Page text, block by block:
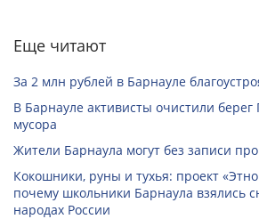
Еще читают
За 2 млн рублей в Барнауле
В Барнауле активисты очистили берег
мусора
Жители Барнаула могут без записи
Кокошники, руны и тухья: проект
почему школьники Барнаула взялись
народах России